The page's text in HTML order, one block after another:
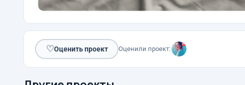
♡Оценить проект Оценили проект: